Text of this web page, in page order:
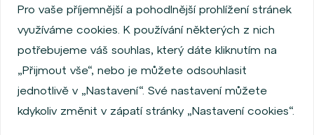
Zásady ochrany osobních údajů
Používání cookies
Informace o emitentech
Zaměstnanecký akciový program
Povinně zveřejňované informace
Finanční výkonnost
Regulation S, Rule 144a
Informace dle MiFID
Pro vaše příjemnější a pohodlnější prohlížení stránek
využíváme cookies. K používání některých z nich
potřebujeme váš souhlas, který dáte kliknutím na
„Přijmout vše“, nebo je můžete odsouhlasit
jednotlivě v „Nastavení“. Své nastavení můžete
kdykoliv změnit v zápatí stránky „Nastavení cookies“.